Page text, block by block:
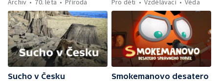
Archiv
70. léta Příroda
Pro děti
Vzdělávací Věda
Sucho v Česku
Smokemanovo desatero